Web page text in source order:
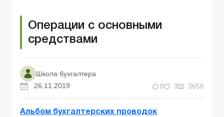
Операции с основными
средствами
Школа бухгалтера
26.11.2019
0 3 3656
Альбом бухгалтерских проводок